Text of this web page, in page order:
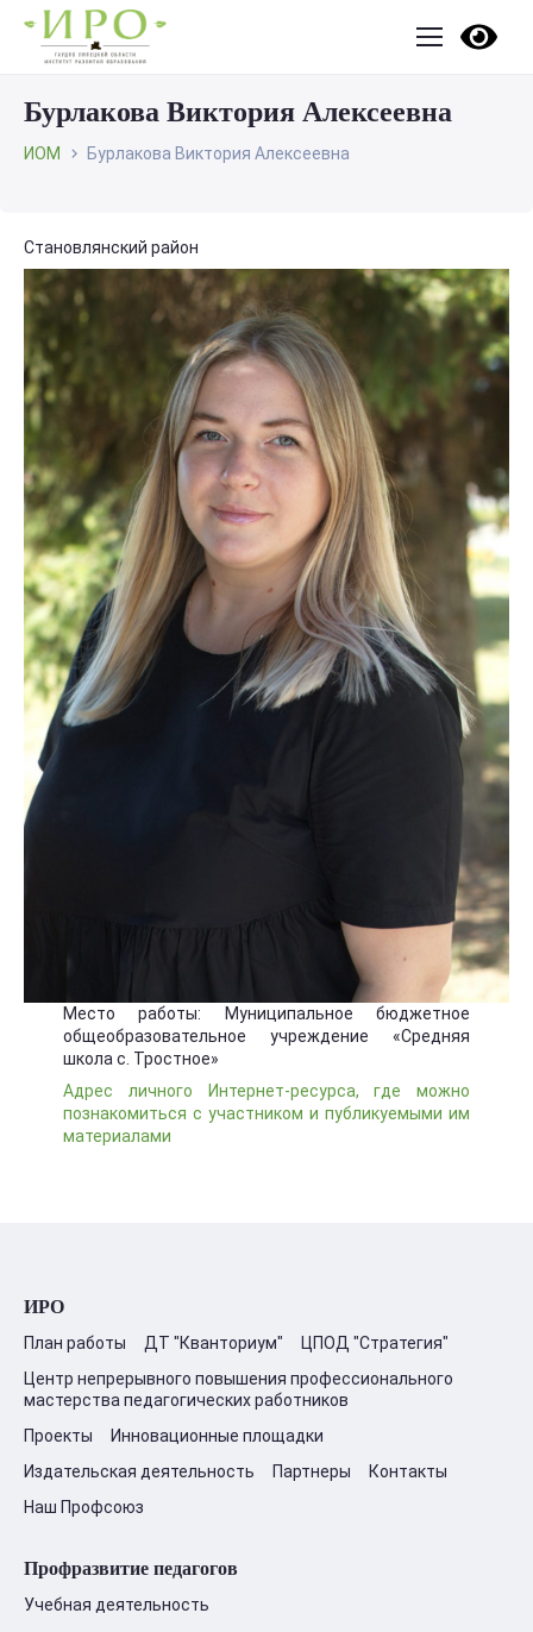
Бурлакова Виктория Алексеевна
ИОМ Бурлакова Виктория Алексеевна
Становлянский район
Место работы: Муниципальное бюджетное
общеобразовательное учреждение «Средняя
школа с. Тростное»
Адрес личного Интернет-ресурса, где можно
познакомиться с участником и публикуемыми им
материалами
ИРО
План работы ДТ "Кванториум"
ЦПОД "Стратегия"
Центр непрерывного повышения профессионального
мастерства педагогических работников
Проекты
Инновационные площадки
Издательская деятельность
Партнеры
Контакты
Наш Профсоюз
Профразвитие педагогов
Учебная деятельность